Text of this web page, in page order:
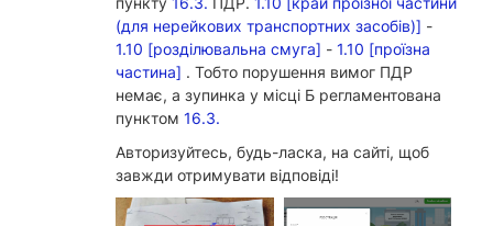
(для нерейкових транспортних засобів)] -
1.10 [розділювальна смуга] - 1.10 [проїзна
частина] . Тобто порушення вимог ПДР
немає, а зупинка у місці Б регламентована
пунктом 16.3.
Авторизуйтесь, будь-ласка, на сайті, щоб
завжди отримувати відповіді!